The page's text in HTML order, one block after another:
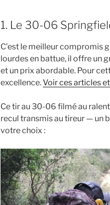
1. Le 30-06
C’est le meilleur compromis
lourdes en battue, il offre un
et un prix abordable. Pour
excellence.Voir ces articles
Ce tir au 30-06 filmé au
recul transmis au tireur — un
votre choix :